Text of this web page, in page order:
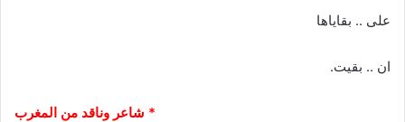
على .. بقاياها
ان .. بقيت.
* شاعر وناقد من المغرب